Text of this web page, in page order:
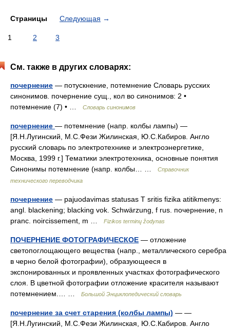
Страницы Следующая →
1 2 3
См. также в других словарях:
почернение — потускнение, потемнение Словарь русских
синонимов. почернение сущ., кол во синонимов: 2 •
потемнение (7) • …
Словарь синонимов
почернение — потемнение (напр. колбы лампы) —
[Я.Н.Лугинский, М.С.Фези Жилинская, Ю.С.Кабиров. Англо
русский словарь по электротехнике и электроэнергетике,
Москва, 1999 г.] Тематики электротехника, основные понятия
Синонимы потемнение (напр. колбы… …
Справочник
технического переводчика
почернение — pajuodavimas statusas T sritis fizika atitikmenys:
angl. blackening; blacking vok. Schwärzung, f rus. почернение, n
pranc. noircissement, m …
Fizikos terminų žodynas
ПОЧЕРНЕНИЕ ФОТОГРАФИЧЕСКОЕ — отложение
светопоглощающего вещества (напр., металлического серебра
в черно белой фотографии), образующееся в
экспонированных и проявленных участках фотографического
слоя. В цветной фотографии отложение красителя называют
потемнением.… …
Большой Энциклопедический словарь
почернение за счет старения (колбы лампы) — —
[Я.Н.Лугинский, М.С.Фези Жилинская, Ю.С.Кабиров. Англо